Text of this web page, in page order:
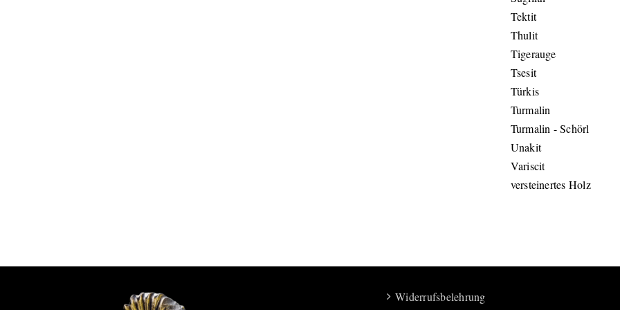
Tektit
Thulit
Tigerauge
Tsesit
Türkis
Turmalin
Turmalin - Schörl
Unakit
Variscit
versteinertes Holz
Widerrufsbelehrung